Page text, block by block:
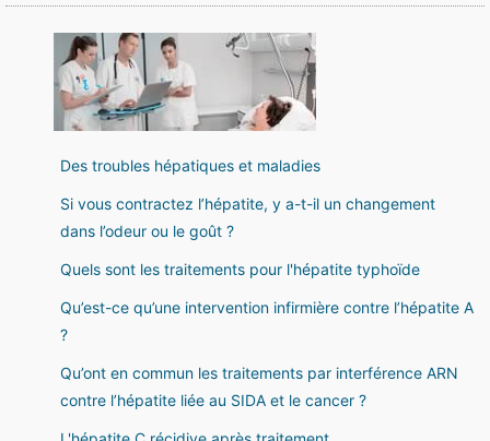
Des troubles hépatiques et maladies
Si vous contractez l’hépatite, y a-t-il un changement
dans l’odeur ou le goût ?
Quels sont les traitements pour l'hépatite typhoïde
Qu’est-ce qu’une intervention infirmière contre l’hépatite A
?
Qu’ont en commun les traitements par interférence ARN
contre l’hépatite liée au SIDA et le cancer ?